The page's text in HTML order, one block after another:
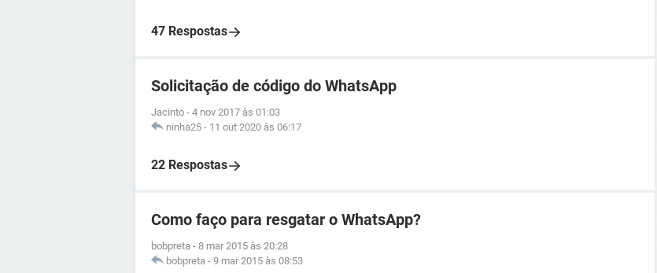
47 Respostas
Solicitação de código do WhatsApp
Jacinto - 4 nov 2017 às 01:03
ninha25 - 11 out 2020 às 06:17
22 Respostas
Como faço para resgatar o WhatsApp?
bobpreta - 8 mar 2015 às 20:28
bobpreta - 9 mar 2015 às 08:53